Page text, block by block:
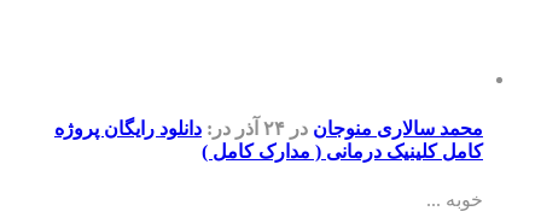
محمد سالاری منوجان در ۲۴ آذر در: دانلود رایگان پروژه
کامل کلینیک درمانی ( مدارک کامل )
خوبه ...